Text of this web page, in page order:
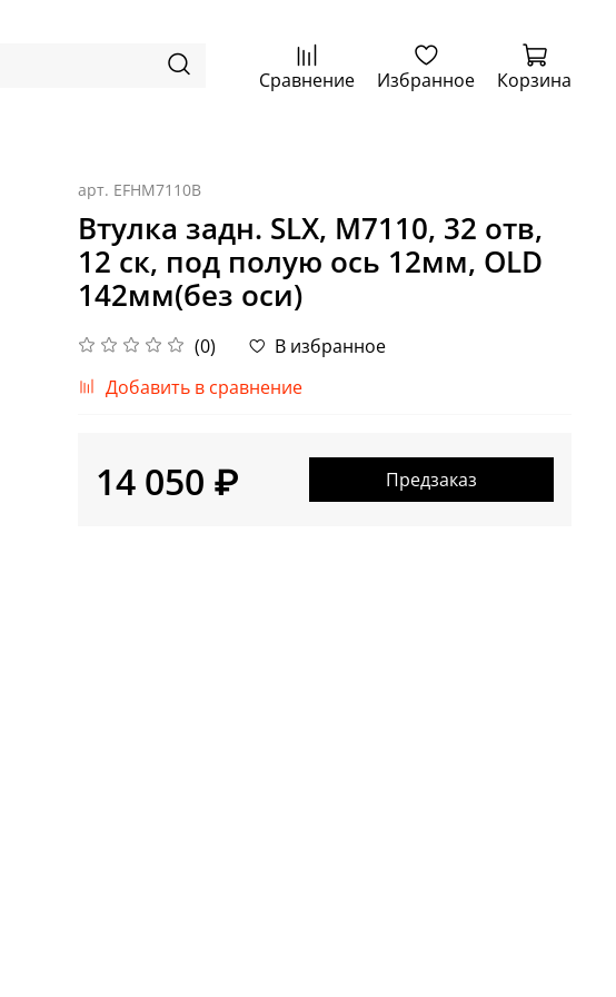
Сравнение Избранное Корзина
арт. EFHM7110B
Втулка задн. SLX, M7110, 32 отв,
12 ск, под полую ось 12мм, OLD
142мм(без оси)
(0)
В избранное
Добавить в сравнение
14 050 ₽ Предзаказ